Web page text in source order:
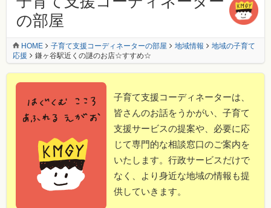
の部屋
HOME 子育て支援コーディネーターの部屋 地域情報
地域の子育て
応援
鎌ヶ谷駅近くの謎のお店☆すすめ☆
子育て支援コーディネーターは、
皆さんのお話をうかがい、子育て
支援サービスの提案や、必要に応
じて専門的な相談窓口のご案内を
いたします。行政サービスだけで
なく、より身近な地域の情報も提
供していきます。